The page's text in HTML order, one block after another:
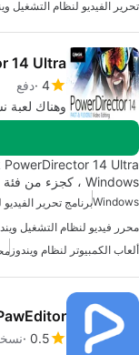
تحرير الفيديو لنظام التشغيل
14 Ultra
4 دفع
وهناك لعبة
Windows ، كجزء من فئة ألعاب الكمبيوتر الشخصي .
Windowsبرنامج تحرير الفيديو
محرر فيديو لنظام التشغيل ويندوز
ألعاب الكمبيوتر لنظام ويندوز
0.5